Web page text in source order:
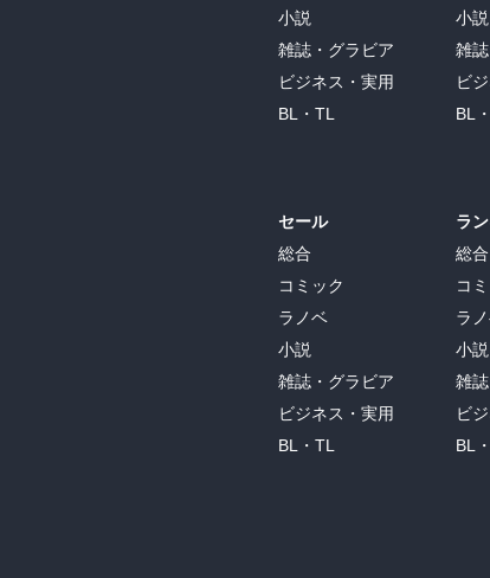
小説
雑誌・グラビア
ビジネス・実用
BL・TL
セール
総合
コミック
ラノベ
小説
雑誌・グラビア
ビジネス・実用
BL・TL
小説
雑
ビ
BL
ラ
総合
コ
ラ
小説
雑
ビ
BL